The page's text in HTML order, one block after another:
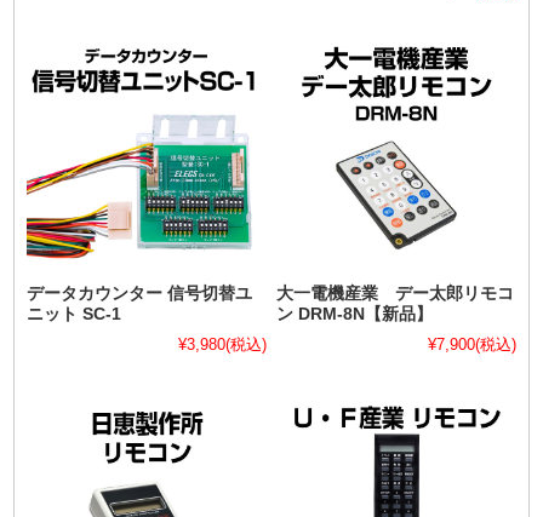
データカウンター 信号切替ユ
ニット SC-1
¥3,980(税込)
大一電機産業 デー太郎リモコ
ン DRM-8N【新品】
¥7,900(税込)